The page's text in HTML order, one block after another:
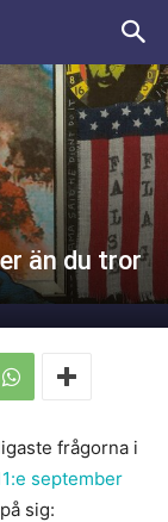
än du tror
frågorna i
september
sig: